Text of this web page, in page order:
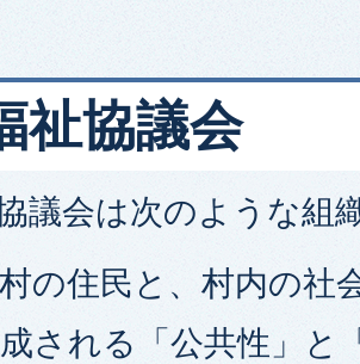
祉協議会
議会は次のような組
の住民と、村内の社
される「公共性」と